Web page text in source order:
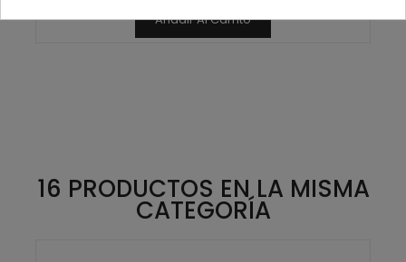
Añadir Al Carrito
16 PRODUCTOS EN LA MISMA
CATEGORÍA